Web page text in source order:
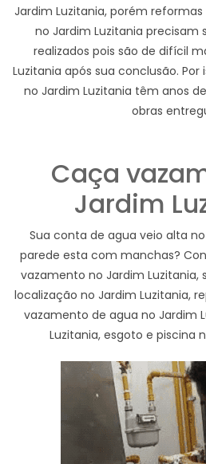
Jardim Luzitania, porém
no Jardim Luzitania
realizados pois são de difícil
Luzitania após sua conclusão. Por
no Jardim Luzitania têm anos
obras
Caça
Jardim
Sua conta de agua veio alta
parede esta com manchas?
vazamento no Jardim Luzitania,
localização no Jardim Luzitania,
vazamento de agua no Jardim
Luzitania, esgoto e piscina